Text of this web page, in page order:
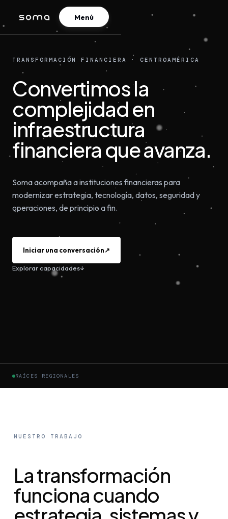
Menú
TRANSFORMACIÓN FINANCIERA · CENTROAMÉRICA
Convertimos la
complejidad en
infraestructura
financiera que avanza.
Soma acompaña a instituciones financieras para
modernizar estrategia, tecnología, datos, seguridad y
operaciones, de principio a fin.
Iniciar una conversación↗
Explorar capacidades↓
RAÍCES REGIONALES
NUESTRO TRABAJO
La transformación
funciona cuando